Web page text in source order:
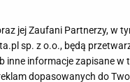
jej Zaufani Partnerzy, w
sp. z o.o., będą
inne informacje zapisane w
dopasowanych do